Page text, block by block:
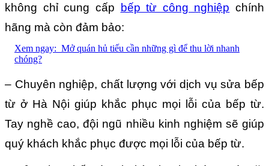
không chỉ cung cấp bếp từ công nghiệp chính
hãng mà còn đảm bảo:
Xem ngay: Mở quán hủ tiếu cần những gì để thu lời nhanh
chóng?
– Chuyên nghiệp, chất lượng với dịch vụ sửa bếp
từ ở Hà Nội giúp khắc phục mọi lỗi của bếp từ.
Tay nghề cao, đội ngũ nhiều kinh nghiệm sẽ giúp
quý khách khắc phục được mọi lỗi của bếp từ.